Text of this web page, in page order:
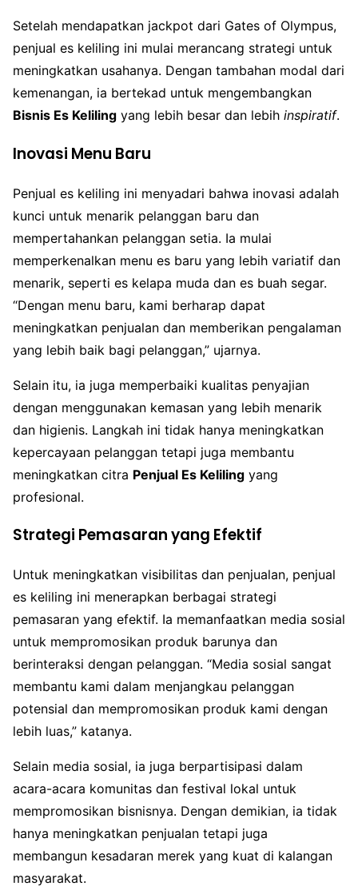
Setelah mendapatkan jackpot dari Gates of Olympus,
penjual es keliling ini mulai merancang strategi untuk
meningkatkan usahanya. Dengan tambahan modal dari
kemenangan, ia bertekad untuk mengembangkan
Bisnis Es Keliling yang lebih besar dan lebih inspiratif.
Inovasi Menu Baru
Penjual es keliling ini menyadari bahwa inovasi adalah
kunci untuk menarik pelanggan baru dan
mempertahankan pelanggan setia. Ia mulai
memperkenalkan menu es baru yang lebih variatif dan
menarik, seperti es kelapa muda dan es buah segar.
“Dengan menu baru, kami berharap dapat
meningkatkan penjualan dan memberikan pengalaman
yang lebih baik bagi pelanggan,” ujarnya.
Selain itu, ia juga memperbaiki kualitas penyajian
dengan menggunakan kemasan yang lebih menarik
dan higienis. Langkah ini tidak hanya meningkatkan
kepercayaan pelanggan tetapi juga membantu
meningkatkan citra Penjual Es Keliling yang
profesional.
Strategi Pemasaran yang Efektif
Untuk meningkatkan visibilitas dan penjualan, penjual
es keliling ini menerapkan berbagai strategi
pemasaran yang efektif. Ia memanfaatkan media sosial
untuk mempromosikan produk barunya dan
berinteraksi dengan pelanggan. “Media sosial sangat
membantu kami dalam menjangkau pelanggan
potensial dan mempromosikan produk kami dengan
lebih luas,” katanya.
Selain media sosial, ia juga berpartisipasi dalam
acara-acara komunitas dan festival lokal untuk
mempromosikan bisnisnya. Dengan demikian, ia tidak
hanya meningkatkan penjualan tetapi juga
membangun kesadaran merek yang kuat di kalangan
masyarakat.